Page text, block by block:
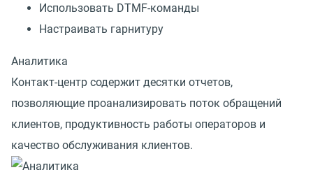
Использовать DTMF-команды
Настраивать гарнитуру
Аналитика
Контакт-центр содержит десятки отчетов,
позволяющие проанализировать поток обращений
клиентов, продуктивность работы операторов и
качество обслуживания клиентов.